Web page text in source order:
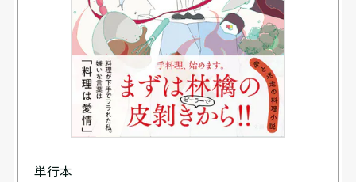
単行本